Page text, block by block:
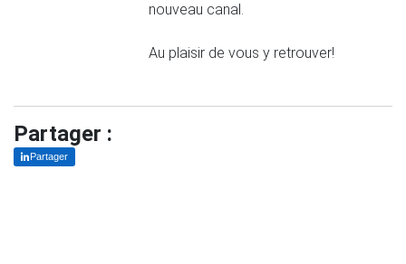
nouveau canal.
Au plaisir de vous y retrouver!
Partager :
Partager